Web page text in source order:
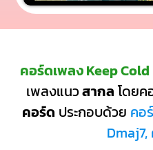
คอร์ดเพลง Keep Cold
เพลงแนวสากล โดยค
คอร์ด ประกอบด้วย คอ